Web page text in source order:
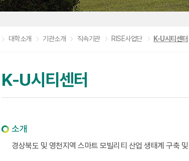
대학소개 기관소개 직속기관 RISE사업단 K-U시티센터
K-U시티센터
소개
경상북도 및 영천지역 스마트 모빌리티 산업 생태계 구축